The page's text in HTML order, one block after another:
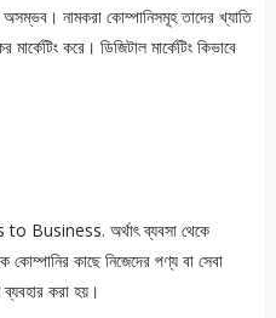
নামকরা কোম্পানিসমূহ তাদের খ্যাতি
করে। ডিজিটাল মার্কেটিং কিভাবে
Business. অর্থাৎ ব্যবসা থেকে
কোম্পানির কাছে নিজেদের পণ্য বা সেবা
করা হয়।